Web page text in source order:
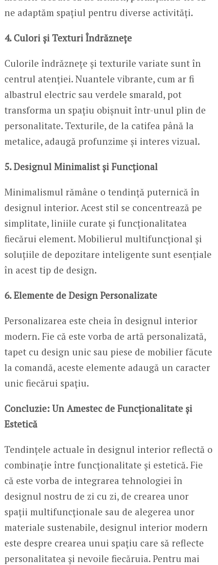
ne adaptăm spațiul pentru diverse activități.
4. Culori și Texturi Îndrăznețe
Culorile îndrăznețe și texturile variate sunt în
centrul atenției. Nuantele vibrante, cum ar fi
albastrul electric sau verdele smarald, pot
transforma un spațiu obișnuit într-unul plin de
personalitate. Texturile, de la catifea până la
metalice, adaugă profunzime și interes vizual.
5. Designul Minimalist și Funcțional
Minimalismul rămâne o tendință puternică în
designul interior. Acest stil se concentrează pe
simplitate, liniile curate și funcționalitatea
fiecărui element. Mobilierul multifuncțional și
soluțiile de depozitare inteligente sunt esențiale
în acest tip de design.
6. Elemente de Design Personalizate
Personalizarea este cheia în designul interior
modern. Fie că este vorba de artă personalizată,
tapet cu design unic sau piese de mobilier făcute
la comandă, aceste elemente adaugă un caracter
unic fiecărui spațiu.
Concluzie: Un Amestec de Funcționalitate și
Estetică
Tendințele actuale în designul interior reflectă o
combinație între funcționalitate și estetică. Fie
că este vorba de integrarea tehnologiei în
designul nostru de zi cu zi, de crearea unor
spații multifuncționale sau de alegerea unor
materiale sustenabile, designul interior modern
este despre crearea unui spațiu care să reflecte
personalitatea și nevoile fiecăruia. Pentru mai